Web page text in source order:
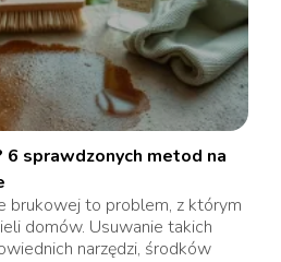
6 sprawdzonych metod na
brukowej to problem, z którym
domów. Usuwanie takich
narzędzi, środków